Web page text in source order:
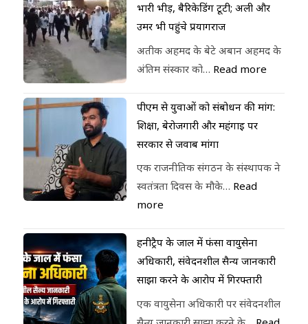
भारी भीड़, बैरिकेडिंग टूटी; अली और
उमर भी पहुंचे प्रयागराज
अतीक अहमद के बेटे अबान अहमद के
अंतिम संस्कार को… Read more
पीएम से युवाओं को संबोधन की मांग:
शिक्षा, बेरोजगारी और महंगाई पर
सरकार से जवाब मांगा
एक राजनीतिक संगठन के संस्थापक ने
स्वतंत्रता दिवस के मौके… Read
more
हनीट्रैप के जाल में फंसा वायुसेना
अधिकारी, संवेदनशील सैन्य जानकारी
साझा करने के आरोप में गिरफ्तारी
एक वायुसेना अधिकारी पर संवेदनशील